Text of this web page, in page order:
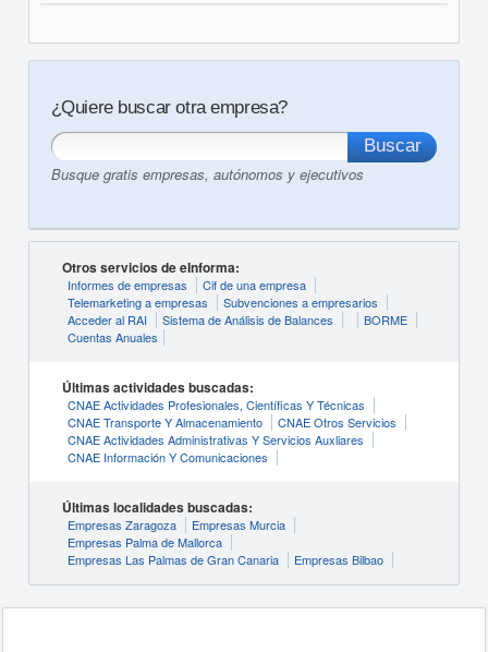
¿Quiere buscar otra empresa?
Busque gratis empresas, autónomos y ejecutivos
Otros servicios de eInforma:
Informes de empresas
Cif de una empresa
Telemarketing a empresas
Subvenciones a empresarios
Acceder al RAI
Sistema de Análisis de Balances
BORME
Cuentas Anuales
Últimas actividades buscadas:
CNAE Actividades Profesionales, Científicas Y Técnicas
CNAE Transporte Y Almacenamiento
CNAE Otros Servicios
CNAE Actividades Administrativas Y Servicios Auxliares
CNAE Información Y Comunicaciones
Últimas localidades buscadas:
Empresas Zaragoza
Empresas Murcia
Empresas Palma de Mallorca
Empresas Las Palmas de Gran Canaria
Empresas Bilbao